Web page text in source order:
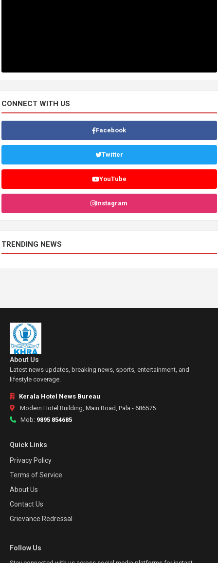
CONNECT WITH US
Facebook
Twitter
YouTube
Instagram
TRENDING NEWS
About Us
Latest news updates, breaking news, sports, entertainment, and
lifestyle coverage.
Kerala Hotel News Bureau
Modern Hotel Building, Main Road, Pala - 686575
Mob: 9895 854685
Quick Links
Privacy Policy
Terms of Service
About Us
Contact Us
Grievance Redressal
Follow Us